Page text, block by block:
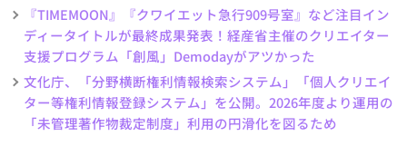
『TIMEMOON』『クワイエット急行909号室』など注目イン
ディータイトルが最終成果発表！経産省主催のクリエイター
支援プログラム「創風」Demodayがアツかった
文化庁、「分野横断権利情報検索システム」「個人クリエイ
ター等権利情報登録システム」を公開。2026年度より運用の
「未管理著作物裁定制度」利用の円滑化を図るため